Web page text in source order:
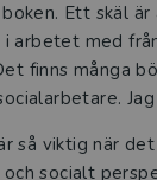
Ett skäl
arbetet med
finns många
så viktig när
socialt